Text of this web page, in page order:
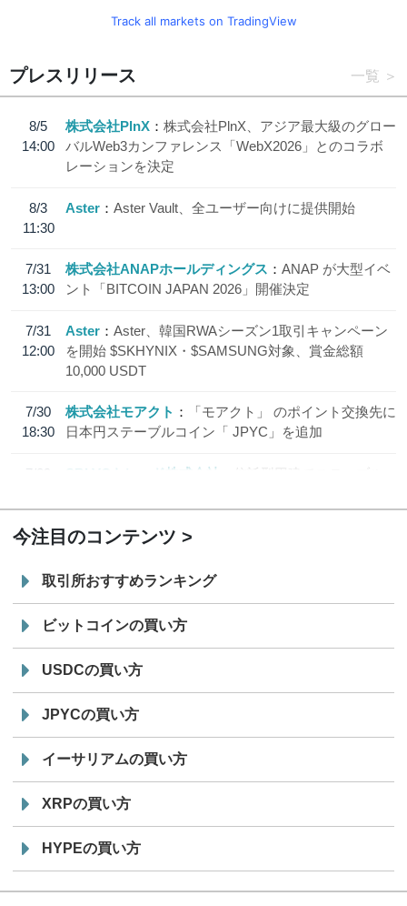
Track all markets on TradingView
プレスリリース 一覧
8/5
14:00
株式会社PlnX
株式会社PlnX、アジア最大級のグロー
バルWeb3カンファレンス「WebX2026」とのコラボ
レーションを決定
8/3
11:30
Aster Aster Vault、全ユーザー向けに提供開始
7/31
13:00
株式会社ANAPホールディングス
ANAP が大型イベ
ント「BITCOIN JAPAN 2026」開催決定
7/31
12:00
Aster
Aster、韓国RWAシーズン1取引キャンペーン
を開始 $SKHYNIX・$SAMSUNG対象、賞金総額
10,000 USDT
7/30
18:30
株式会社モアクト
「モアクト」 のポイント交換先に
日本円ステーブルコイン「 JPYC」を追加
7/29
SBI VCトレード株式会社
信託型円建てステーブル
今注目のコンテンツ
取引所おすすめランキング
ビットコインの買い方
USDCの買い方
JPYCの買い方
イーサリアムの買い方
XRPの買い方
HYPEの買い方